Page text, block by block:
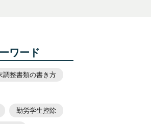
ワード
調整書類の書き方
勤労学生控除